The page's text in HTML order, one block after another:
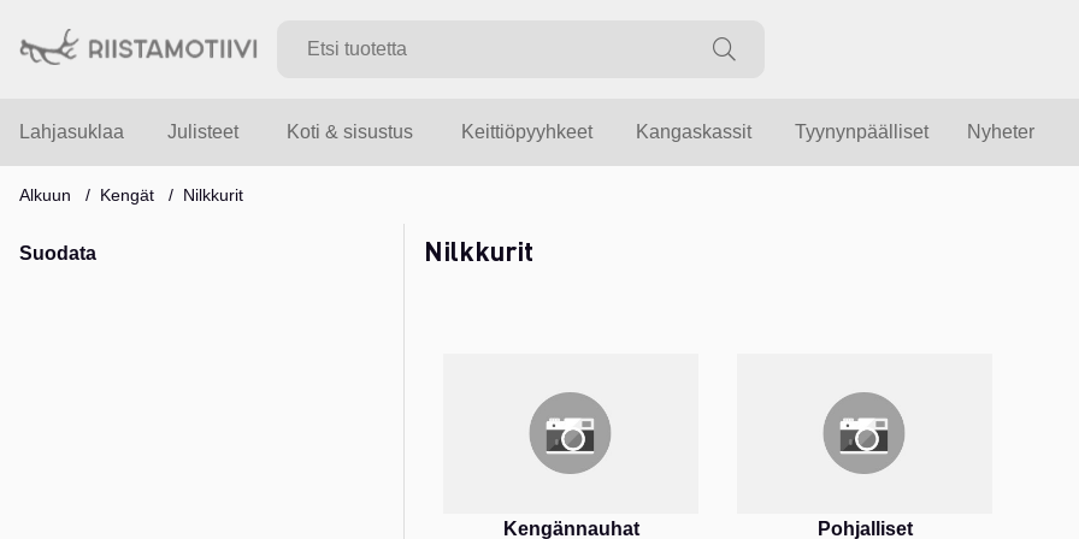
Lahjasuklaa Julisteet Koti & sisustus Keittiöpyyhkeet Kangaskassit Tyynynpäälliset Nyheter
Alkuun Kengät Nilkkurit
Suodata Nilkkurit
Kengännauhat Pohjalliset